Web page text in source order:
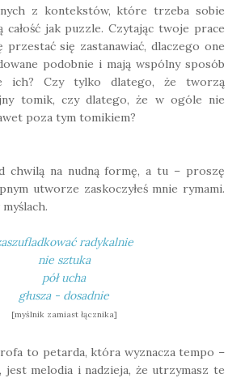
z kontekstów, które trzeba sobie
całość jak puzzle. Czytając twoje prace
przestać się zastanawiać, dlaczego one
podobnie i mają wspólny sposób
ich? Czy tylko dlatego, że tworzą
tomik, czy dlatego, że w ogóle nie
poza tym tomikiem?
chwilą na nudną formę, a tu – proszę
utworze zaskoczyłeś mnie rymami.
radykalnie
nie sztuka
pół ucha
głusza - dosadnie
[myślnik zamiast łącznika]
to petarda, która wyznacza tempo –
jest melodia i nadzieja, że utrzymasz te